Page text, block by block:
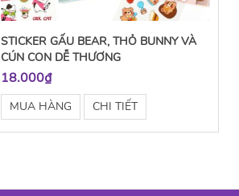
STICKER GẤU BEAR, THỎ BUNNY VÀ
CÚN CON DỄ THƯƠNG
18.000₫
MUA HÀNG CHI TIẾT